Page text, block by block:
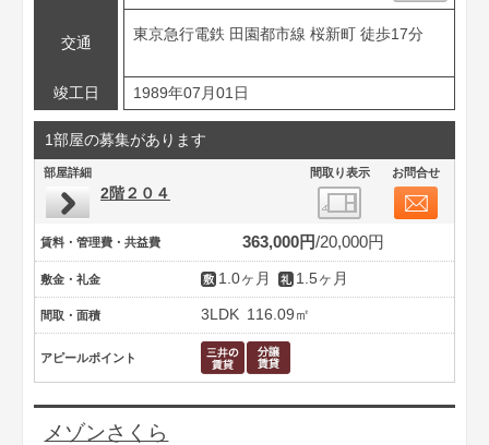
交通
東京急行電鉄 田園都市線 桜新町 徒歩17分
竣工日 1989年07月01日
1部屋の募集があります
部屋詳細 間取り表示 お問合せ
2階２０４
賃料・管理費・共益費 363,000円 20,000円
敷金・礼金 1.0ヶ月 1.5ヶ月
間取・面積 3LDK 116.09㎡
アピールポイント
メゾンさくら